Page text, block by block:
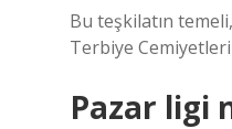
Bu teşkilatın
Terbiye Cemiyetleri
Pazar ligi